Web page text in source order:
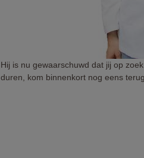
Hij is nu gewaarschuwd dat jij op
duren, kom binnenkort nog eens